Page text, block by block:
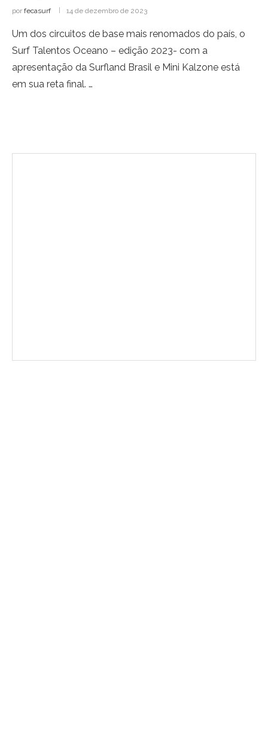
por fecasurf 14 de dezembro de 2023
Um dos circuitos de base mais renomados do país, o
Surf Talentos Oceano – edição 2023- com a
apresentação da Surfland Brasil e Mini Kalzone está
em sua reta final. …